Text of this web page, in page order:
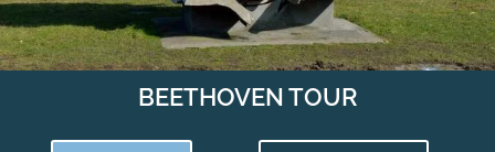
BEETHOVEN TOUR